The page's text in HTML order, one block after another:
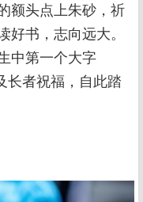
额头点上朱砂，祈
好书，志向远大。
中第一个大字
者祝福，自此踏